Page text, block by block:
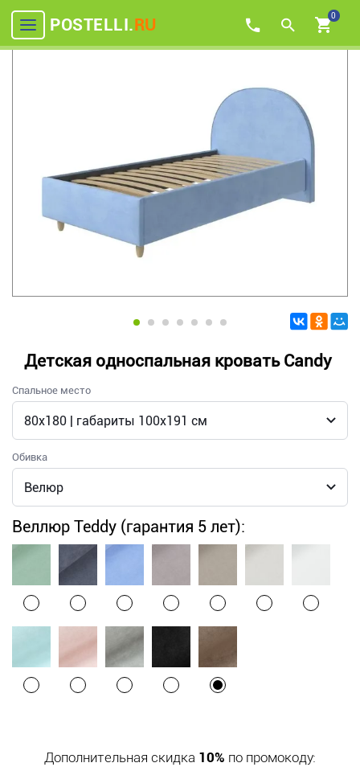
POSTELLI.RU 0
Детская односпальная кровать Candy
Спальное место
Обивка
Веллюр Teddy (гарантия 5 лет):
Дополнительная скидка 10% по промокоду: